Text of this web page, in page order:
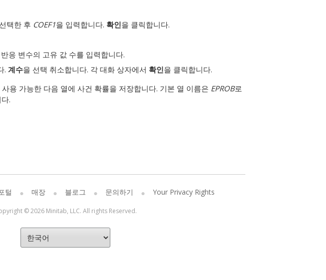
택한 후 COEF1을 입력합니다. 확인을 클릭합니다.
응 변수의 고유 값 수를 입력합니다.
. 계수을 선택 취소합니다. 각 대화 상자에서 확인을 클릭합니다.
용 가능한 다음 열에 사건 확률을 저장합니다. 기본 열 이름은 EPROB로
.
털 매장 블로그 문의하기 Your Privacy Rights
© 2026 Minitab, LLC. All rights Reserved.